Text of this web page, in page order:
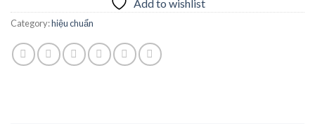
Add to wishlist
Category:hiệu chuẩn